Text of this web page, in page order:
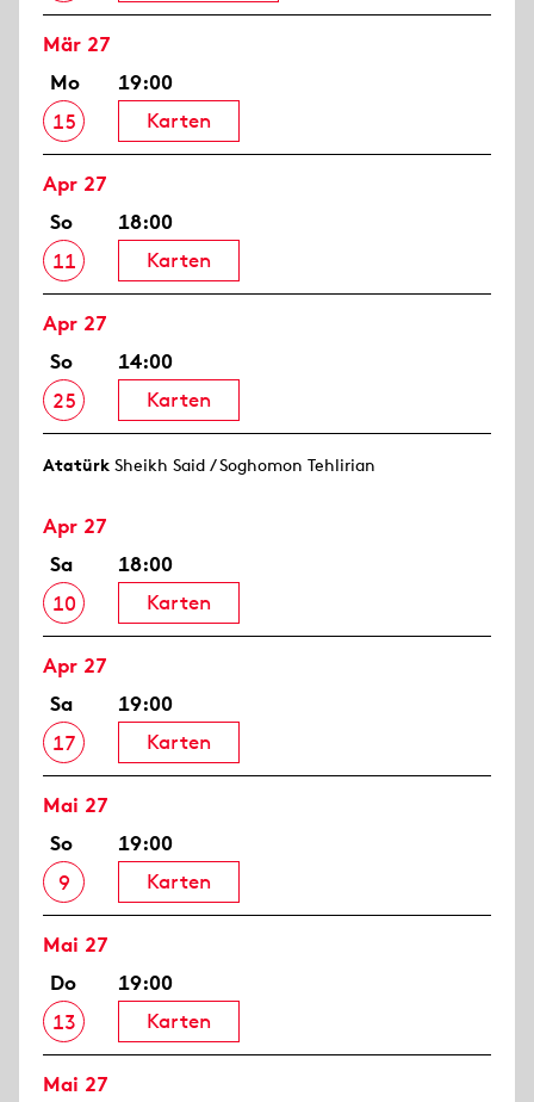
Mär 27
Mo
15
19:00
Karten
Apr 27
So
11
18:00
Karten
Apr 27
So
25
14:00
Karten
Atatürk Sheikh Said / Soghomon Tehlirian
Apr 27
Sa
10
18:00
Karten
Apr 27
Sa
17
19:00
Karten
Mai 27
So
9
19:00
Karten
Mai 27
Do
13
19:00
Karten
Mai 27